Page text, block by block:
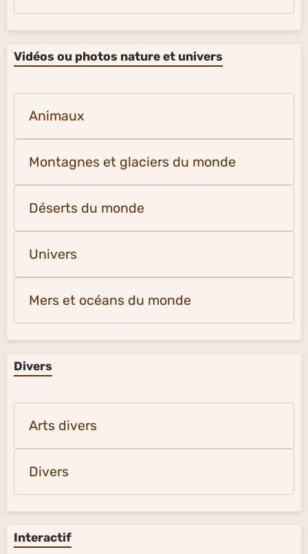
Vidéos ou photos nature et univers
Animaux
Montagnes et glaciers du monde
Déserts du monde
Univers
Mers et océans du monde
Divers
Arts divers
Divers
Interactif